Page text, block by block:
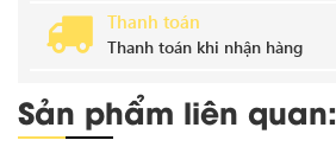
Thanh toán
Thanh toán khi nhận hàng
Sản phẩm liên quan: